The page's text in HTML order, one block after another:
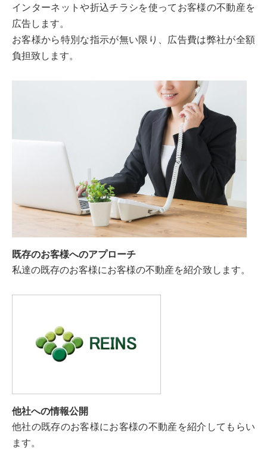
インターネットや折込チラシを使ってお客様の不動産を
広告します。
お客様から特別な指示が無い限り、広告費は弊社が全額
負担致します。
既存のお客様へのアプローチ
私達の既存のお客様にお客様の不動産を紹介致します。
他社への情報公開
他社の既存のお客様にお客様の不動産を紹介してもらい
ます。